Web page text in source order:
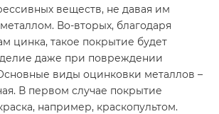
веществ, не давая им
Во-вторых, благодаря
цинка, такое покрытие будет
даже при повреждении
виды оцинковки металлов –
В первом случае покрытие
например, краскопультом.